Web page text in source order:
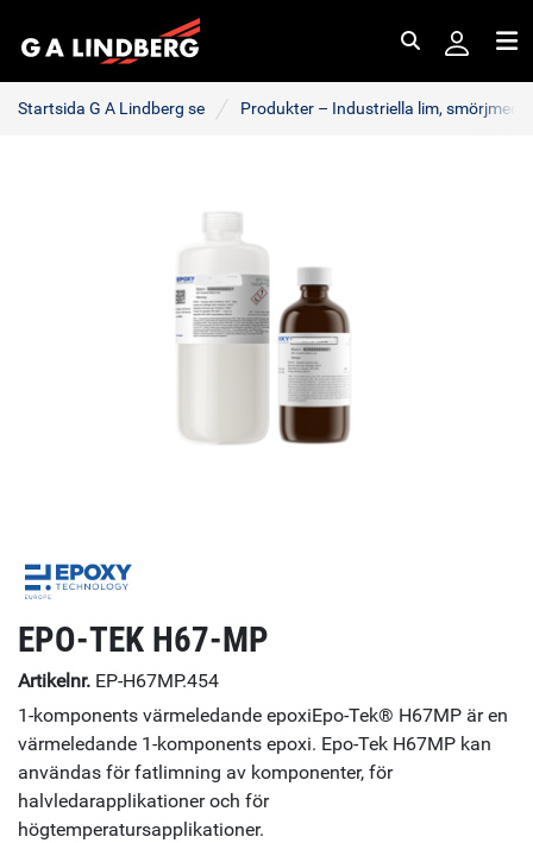
Startsida G A Lindberg se Produkter – Industriella lim,
EPO-TEK H67-MP
Artikelnr. EP-H67MP.454
1-komponents värmeledande epoxiEpo-Tek® H67MP är en
värmeledande 1-komponents epoxi. Epo-Tek H67MP kan
användas för fatlimning av komponenter, för
halvledarapplikationer och för
högtemperatursapplikationer.